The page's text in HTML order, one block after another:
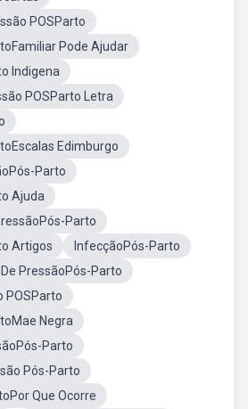
POSParto
Pode Ajudar
Indigena
POSParto Letra
Edimburgo
Parto
Ajuda
Parto
Artigos
InfecçãoPós-Parto
PressãoPós-Parto
POSParto
Negra
Parto
Pós-Parto
Que Ocorre